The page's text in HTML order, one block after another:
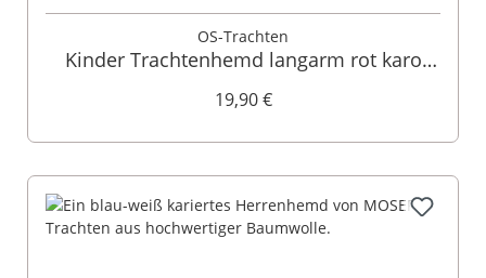
OS-Trachten
Kinder Trachtenhemd langarm rot karo
19,90 €